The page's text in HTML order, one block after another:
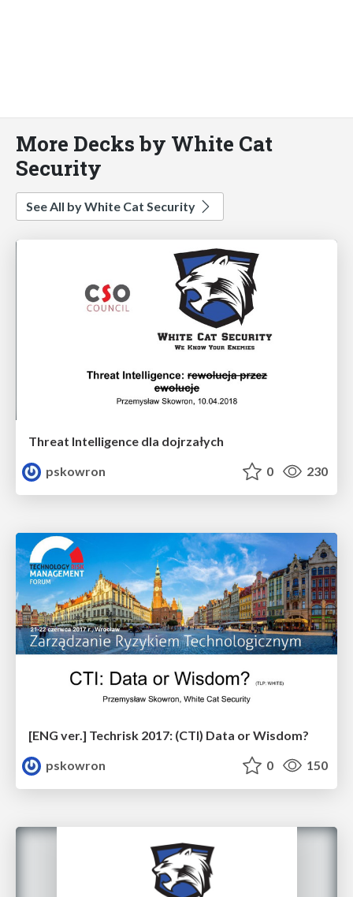
More Decks by White Cat
Security
See All by White Cat Security
Threat Intelligence dla dojrzałych
pskowron
0 230
[ENG ver.] Techrisk 2017: (CTI) Data or Wisdom?
pskowron
0 150